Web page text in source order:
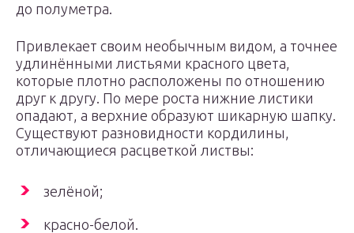
до полуметра.
Привлекает своим необычным видом, а точнее
удлинёнными листьями красного цвета,
которые плотно расположены по отношению
друг к другу. По мере роста нижние листики
опадают, а верхние образуют шикарную шапку.
Существуют разновидности кордилины,
отличающиеся расцветкой листвы:
зелёной;
красно-белой.